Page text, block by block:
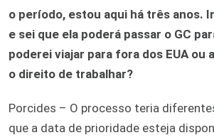
o período, estou aqui há três anos.
e sei que ela poderá passar o GC
poderei viajar para fora dos EUA ou
o direito de trabalhar?
Porcides – O processo teria
que a data de prioridade esteja